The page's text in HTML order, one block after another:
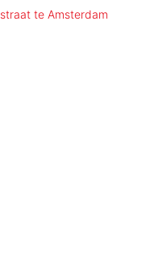
te Amsterdam